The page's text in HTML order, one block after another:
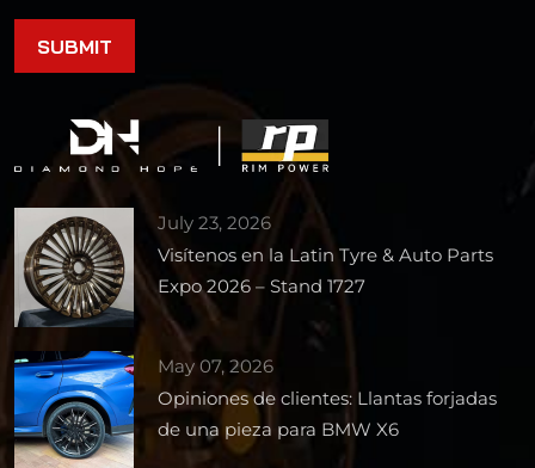
July 23, 2026
Visítenos en la Latin Tyre & Auto Parts
Expo 2026 – Stand 1727
May 07, 2026
Opiniones de clientes: Llantas forjadas
de una pieza para BMW X6